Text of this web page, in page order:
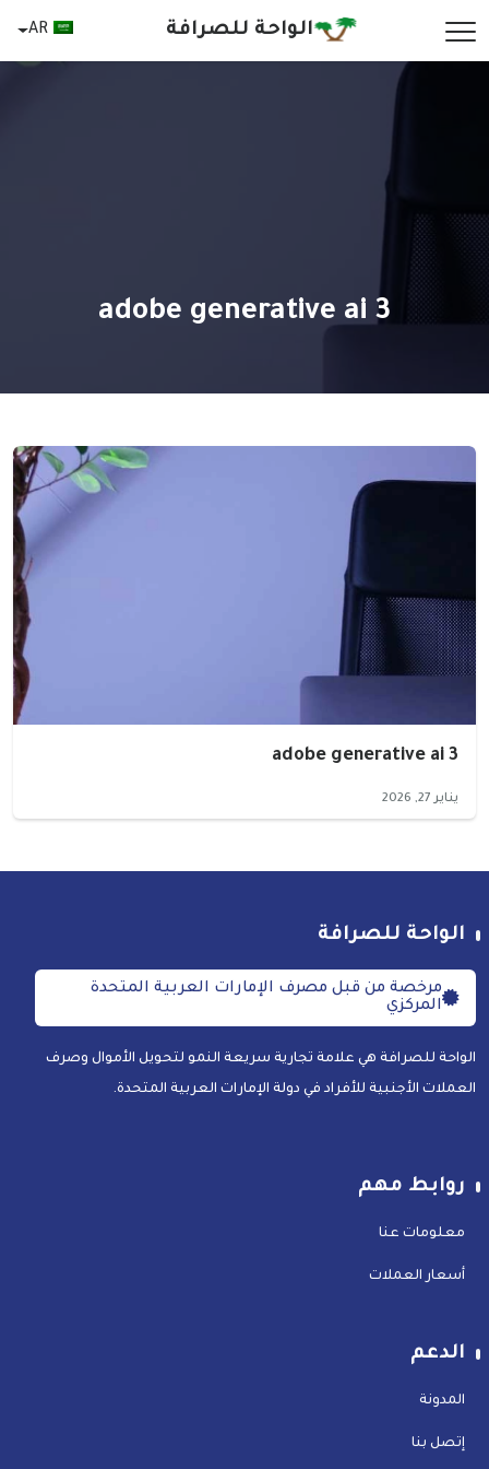
Main Navigation
الواحة للصرافة AR
adobe generative ai 3
adobe generative ai 3
يناير 27, 2026
الواحة للصرافة
مرخصة من قبل مصرف الإمارات العربية المتحدة
المركزي
الواحة للصرافة هي علامة تجارية سريعة النمو لتحويل الأموال وصرف
العملات الأجنبية للأفراد في دولة الإمارات العربية المتحدة.
روابط مهم
معلومات عنا
أسعار العملات
الدعم
المدونة
إتصل بنا